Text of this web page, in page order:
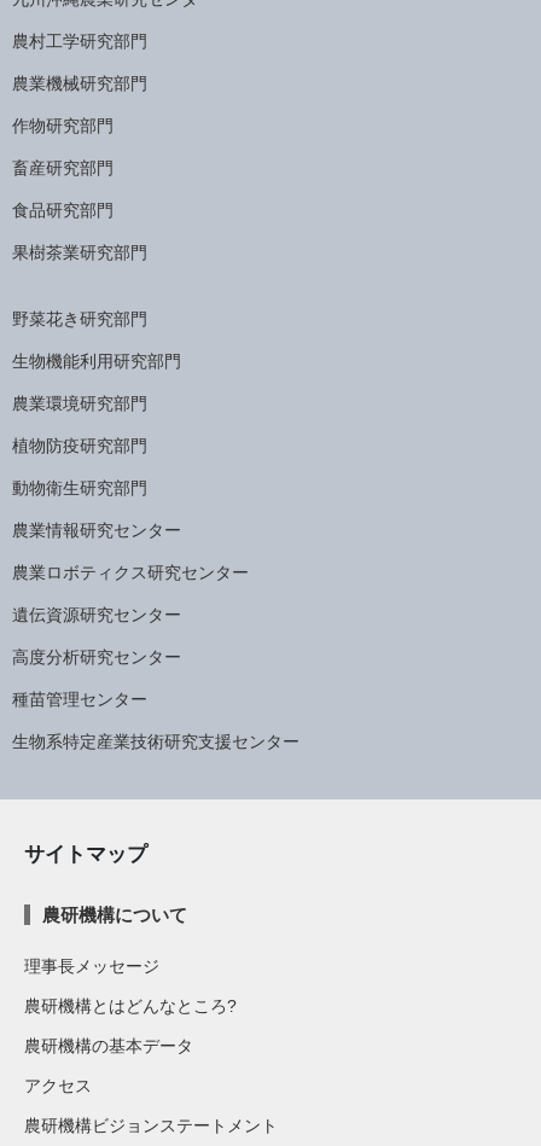
農村工学研究部門
農業機械研究部門
作物研究部門
畜産研究部門
食品研究部門
果樹茶業研究部門
野菜花き研究部門
生物機能利用研究部門
農業環境研究部門
植物防疫研究部門
動物衛生研究部門
農業情報研究センター
農業ロボティクス研究センター
遺伝資源研究センター
高度分析研究センター
種苗管理センター
生物系特定産業技術研究支援センター
サイトマップ
農研機構について
理事長メッセージ
農研機構とはどんなところ?
農研機構の基本データ
アクセス
農研機構ビジョンステートメント